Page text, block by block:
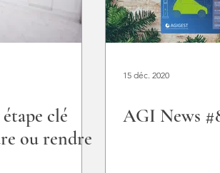
clé
ou rendre
15 déc. 2020
AGI News